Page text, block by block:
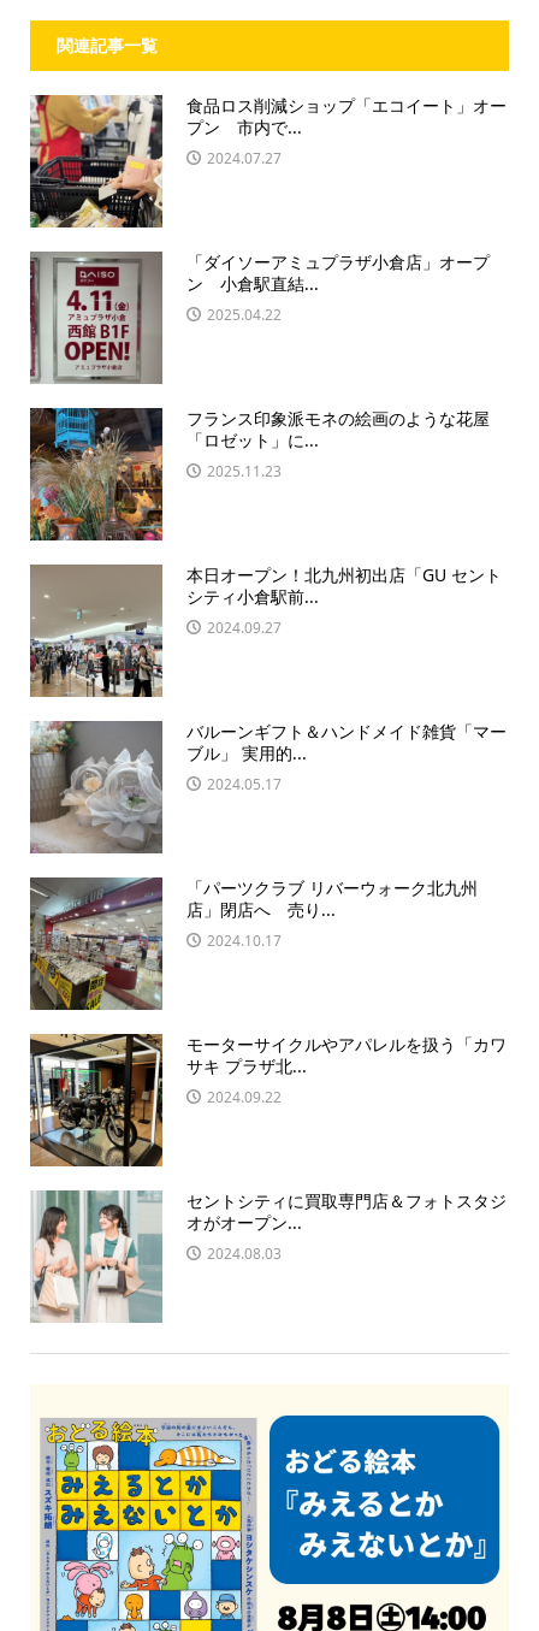
関連記事一覧
食品ロス削減ショップ「エコイート」オー
プン 市内で...
2024.07.27
「ダイソーアミュプラザ小倉店」オープ
ン 小倉駅直結...
2025.04.22
フランス印象派モネの絵画のような花屋
「ロゼット」に...
2025.11.23
本日オープン！北九州初出店「GU セント
シティ小倉駅前...
2024.09.27
バルーンギフト＆ハンドメイド雑貨「マー
ブル」 実用的...
2024.05.17
「パーツクラブ リバーウォーク北九州
店」閉店へ 売り...
2024.10.17
モーターサイクルやアパレルを扱う「カワ
サキ プラザ北...
2024.09.22
セントシティに買取専門店＆フォトスタジ
オがオープン...
2024.08.03